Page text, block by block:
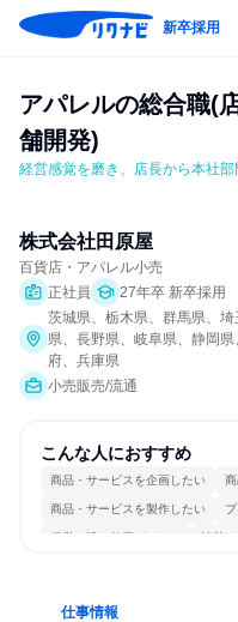
新卒採用
アパレルの総合職(
舗開発)
経営感覚を磨き、店長から本社部
株式会社田原屋
百貨店・アパレル小売
正社員
27年卒 新卒採用
茨城県、栃木県、群馬県、
県、長野県、岐阜県、静岡
府、兵庫県
小売販売/流通
こんな人におすすめ
商品・サービスを企画したい
商品・サービスを製作したい
経営に近い仕事がしたい 情熱
仕事情報